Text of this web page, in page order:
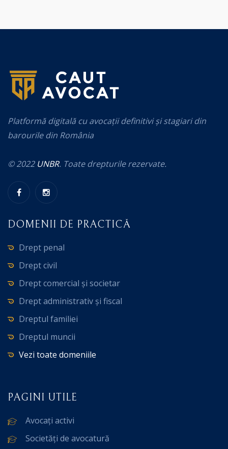
Platformă digitală cu avocații definitivi și stagiari din
barourile din România
© 2022 UNBR. Toate drepturile rezervate.
DOMENII DE PRACTICĂ
Drept penal
Drept civil
Drept comercial și societar
Drept administrativ și fiscal
Dreptul familiei
Dreptul muncii
Vezi toate domeniile
PAGINI UTILE
Avocați activi
Societăți de avocatură